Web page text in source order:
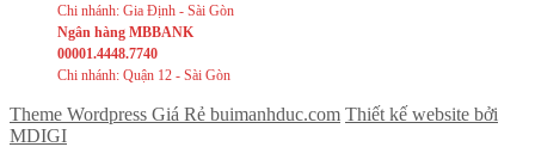
Chi nhánh: Gia Định - Sài Gòn
Ngân hàng MBBANK
00001.4448.7740
Chi nhánh: Quận 12 - Sài Gòn
Theme Wordpress Giá Rẻ buimanhduc.com Thiết kế website bởi
MDIGI